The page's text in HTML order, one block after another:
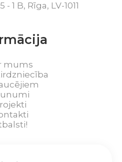
1 B, Rīga, LV-1011
mums